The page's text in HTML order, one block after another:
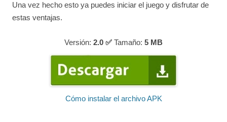
Una vez hecho esto ya puedes iniciar el juego y disfrutar de
estas ventajas.
Versión: 2.0 ✅ Tamaño: 5 MB
Cómo instalar el archivo APK